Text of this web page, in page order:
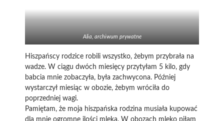
Alia, archiwum prywatne
Hiszpańscy rodzice robili wszystko, żebym przybrała na
wadze. W ciągu dwóch miesięcy przytyłam 5 kilo, gdy
babcia mnie zobaczyła, była zachwycona. Później
wystarczył miesiąc w obozie, żebym wróciła do
poprzedniej wagi.
Pamiętam, że moja hiszpańska rodzina musiała kupować
dla mnie ogromne ilości mleka. W obozach mleko piłam